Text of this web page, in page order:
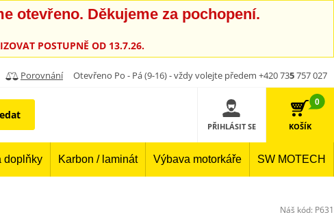
otevřeno. Děkujeme za pochopení.
POSTUPNĚ OD 13.7.26.
Porovnání Otevřeno Po - Pá (9-16) - vždy volejte předem +420 735757 027
PŘIHLÁSIT SE
0
KOŠÍK
doplňky Karbon / laminát Výbava motorkáře SW MOTECH
Náš kód: P631